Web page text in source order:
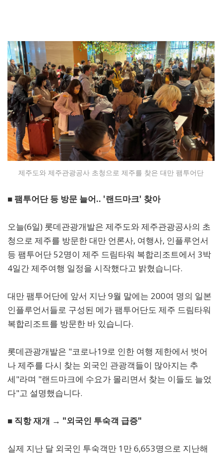
제주도와 제주관광공사 초청으로 제주를 찾은 대만 팸투어단
■ 팸투어단 등 방문 늘어.. '랜드마크' 찾아
오늘(6일) 롯데관광개발은 제주도와 제주관광공사의 초
청으로 제주를 방문한 대만 언론사, 여행사, 인플루언서
등 팸투어단 52명이 제주 드림타워 복합리조트에서 3박
4일간 제주여행 일정을 시작했다고 밝혔습니다.
대만 팸투어단에 앞서 지난 9월 말에는 200여 명의 일본
인플루언서들로 구성된 메가 팸투어단도 제주 드림타워
복합리조트를 방문한 바 있습니다.
롯데관광개발은 "코로나19로 인한 여행 제한에서 벗어
나 제주를 다시 찾는 외국인 관광객들이 많아지는 추
세"라며 "랜드마크에 수요가 몰리면서 찾는 이들도 늘었
다"고 설명했습니다.
■ 직항 재개 → "외국인 투숙객 급증"
실제 지난 달 외국인 투숙객만 1만 6,653명으로 지난해